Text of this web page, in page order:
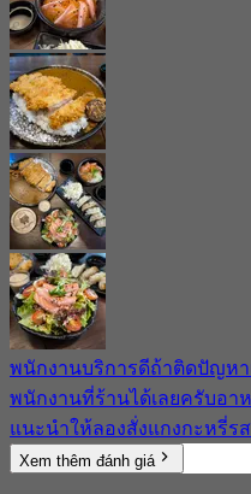
พนักงานบริการดีถ้าติดปัญหา
พนักงานที่ร้านได้เลยครับอา
แนะนำให้ลองสั่งแกงกะหรี่ร
Xem thêm đánh giá